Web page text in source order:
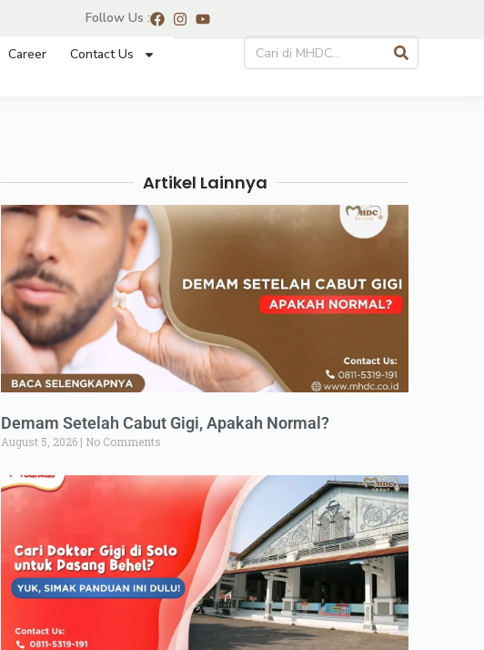
Follow Us :
Career Contact Us
Artikel Lainnya
Demam Setelah Cabut Gigi, Apakah Normal?
August 5, 2026 No Comments